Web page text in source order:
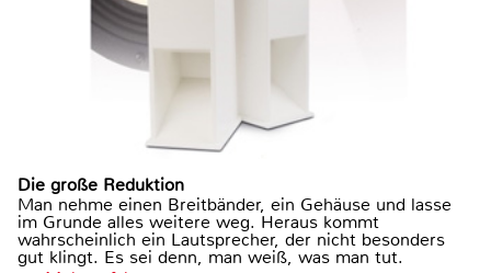
Die große Reduktion
Man nehme einen Breitbänder, ein Gehäuse und lasse
im Grunde alles weitere weg. Heraus kommt
wahrscheinlich ein Lautsprecher, der nicht besonders
gut klingt. Es sei denn, man weiß, was man tut.